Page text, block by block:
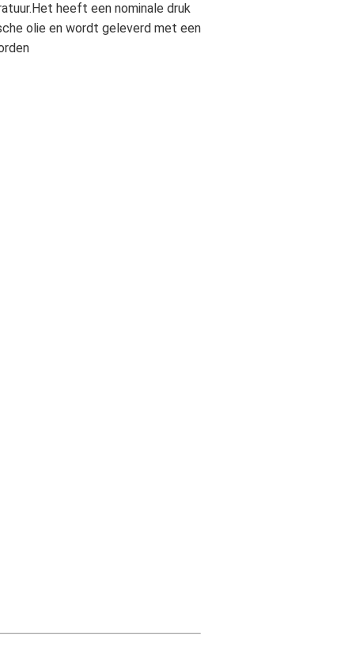
heeft een nominale druk
olie en wordt geleverd met een